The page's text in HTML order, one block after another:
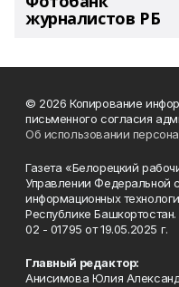
журналистов РБ
© 2026 Копирование
письменного согласия
Об использовании
Газета «Белорецкий
Управлении Федеральной
информационных
Республике
02 - 01795 от 19.05.2025 г.
Главный редактор:
Анисимова Юлия